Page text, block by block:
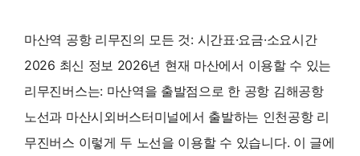
마산역 공항 리무진의 모든 것: 시간표·요금·소요시간
2026 최신 정보 2026년 현재 마산에서 이용할 수 있는
리무진버스는: 마산역을 출발점으로 한 공항 김해공항
노선과 마산시외버스터미널에서 출발하는 인천공항 리
무진버스 이렇게 두 노선을 이용할 수 있습니다. 이 글에